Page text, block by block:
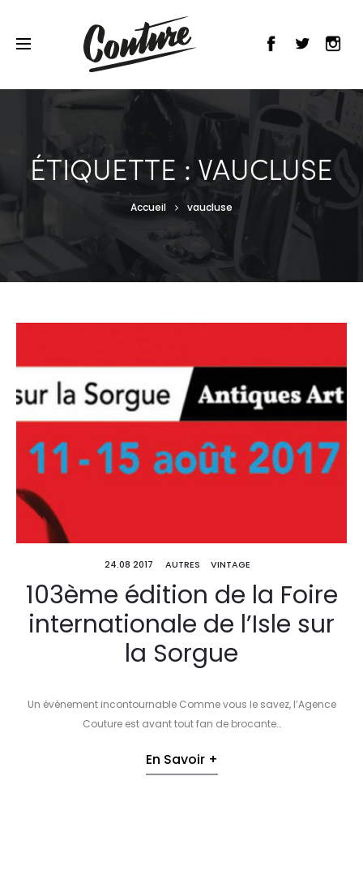
ÉTIQUETTE : VAUCLUSE
Accueil vaucluse
24.08 2017 AUTRES VINTAGE
103ème édition de la Foire
internationale de l’Isle sur
la Sorgue
Un événement incontournable Comme vous le savez, l’Agence
Couture est avant tout fan de brocante…
En Savoir +